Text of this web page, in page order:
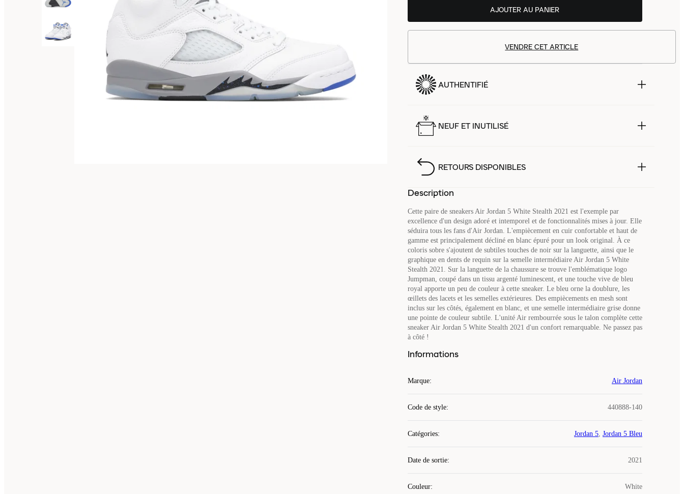
AJOUTER AU PANIER
VENDRE CET ARTICLE
AUTHENTIFIÉ
NEUF ET INUTILISÉ
RETOURS DISPONIBLES
Description
Cette paire de sneakers Air Jordan 5 White Stealth 2021 est l'exemple par
excellence d'un design adoré et intemporel et de fonctionnalités mises à jour. Elle
séduira tous les fans d'Air Jordan. L'empiècement en cuir confortable et haut de
gamme est principalement décliné en blanc épuré pour un look original. À ce
coloris sobre s'ajoutent de subtiles touches de noir sur la languette, ainsi que le
graphique en dents de requin sur la semelle intermédiaire Air Jordan 5 White
Stealth 2021. Sur la languette de la chaussure se trouve l'emblématique logo
Jumpman, coupé dans un tissu argenté luminescent, et une touche vive de bleu
royal apporte un peu de couleur à cette sneaker. Le bleu orne la doublure, les
œillets des lacets et les semelles extérieures. Des empiècements en mesh sont
inclus sur les côtés, également en blanc, et une semelle intermédiaire grise donne
une pointe de couleur subtile. L'unité Air rembourrée sous le talon complète cette
sneaker Air Jordan 5 White Stealth 2021 d'un confort remarquable. Ne passez pas
à côté !
Informations
Marque: Air Jordan
Code de style: 440888-140
Catégories: Jordan 5, Jordan 5 Bleu
Date de sortie: 2021
Couleur: White